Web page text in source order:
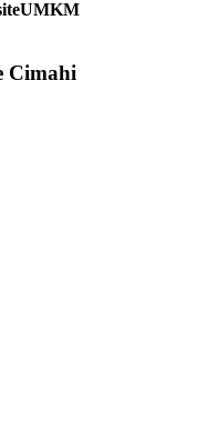
Cimahi